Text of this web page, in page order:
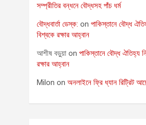
সম্প্রীতির বন্ধনে বৌদ্ধসহ পাঁচ ধর্ম
বৌদ্ধবার্তা ডেস্ক: onপাকিস্তানে বৌদ্ধ
বিশ্বকে রক্ষার আহ্বান
আশীষ বড়ুয়া onপাকিস্তানে বৌদ্ধ ঐতিহ্য
রক্ষার আহ্বান
Milon onঅনলাইনে ফ্রি ধ্যান রিট্রিট